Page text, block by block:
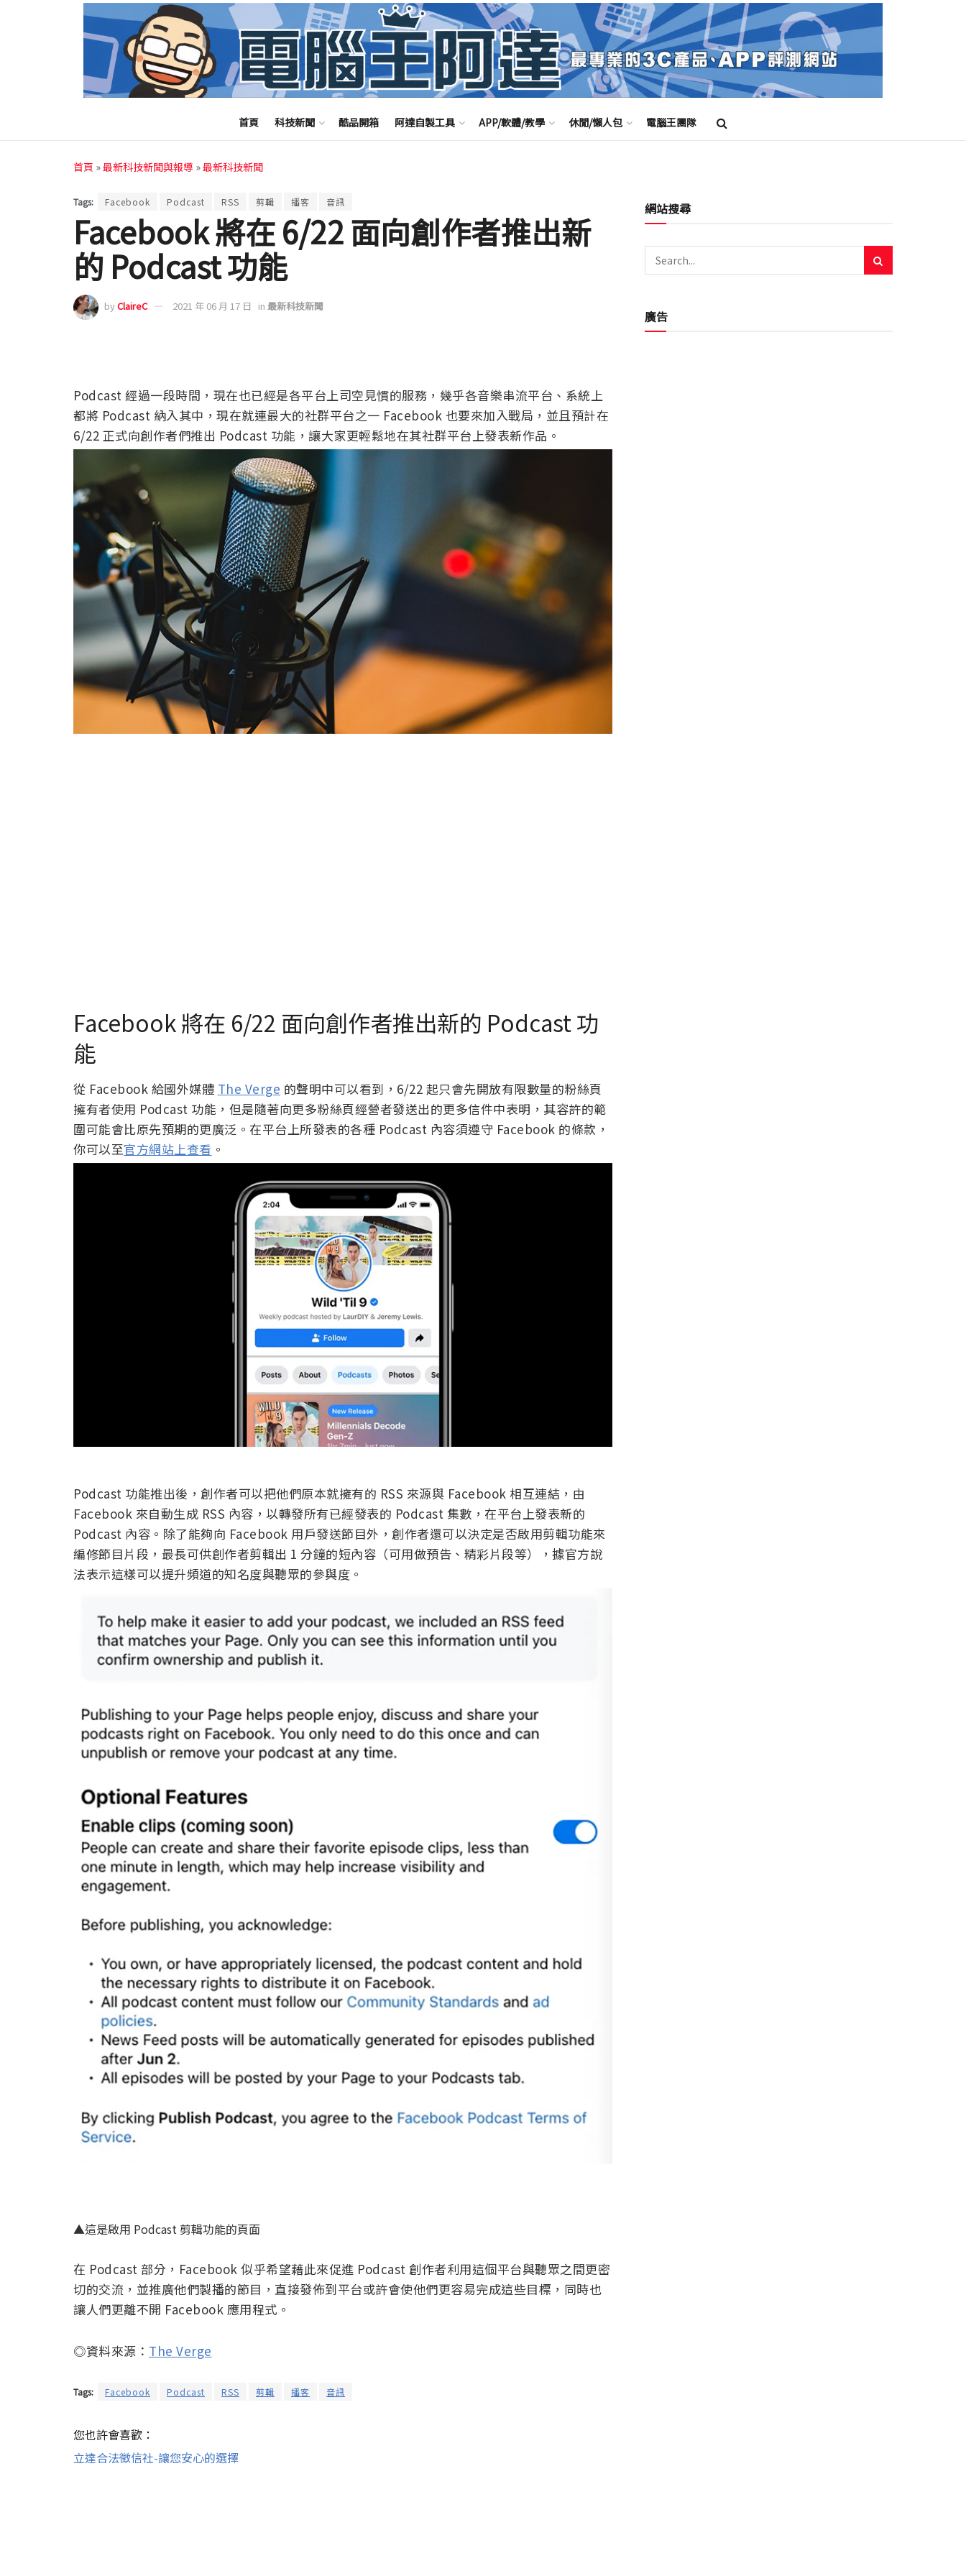
首頁 科技新聞 酷品開箱 阿達自製工具 APP/軟體/教學 休閒/懶人包 電腦王團隊
首頁 »最新科技新聞與報導 »最新科技新聞
Tags: Facebook Podcast RSS 剪輯 播客 音訊
Facebook 將在 6/22 面向創作者推出新
的 Podcast 功能
byClaireC 2021 年 06 月 17 日 in 最新科技新聞
Podcast 經過一段時間，現在也已經是各平台上司空見慣的服務，幾乎各音樂串流平台、系統上
都將 Podcast 納入其中，現在就連最大的社群平台之一 Facebook 也要來加入戰局，並且預計在
6/22 正式向創作者們推出 Podcast 功能，讓大家更輕鬆地在其社群平台上發表新作品。
Facebook 將在 6/22 面向創作者推出新的 Podcast 功
能
從 Facebook 給國外媒體 The Verge 的聲明中可以看到，6/22 起只會先開放有限數量的粉絲頁
擁有者使用 Podcast 功能，但是隨著向更多粉絲頁經營者發送出的更多信件中表明，其容許的範
圍可能會比原先預期的更廣泛。在平台上所發表的各種 Podcast 內容須遵守 Facebook 的條款，
你可以至官方網站上查看 。
Podcast 功能推出後，創作者可以把他們原本就擁有的 RSS 來源與 Facebook 相互連結，由
Facebook 來自動生成 RSS 內容，以轉發所有已經發表的 Podcast 集數，在平台上發表新的
Podcast 內容。除了能夠向 Facebook 用戶發送節目外，創作者還可以決定是否啟用剪輯功能來
編修節目片段，最長可供創作者剪輯出 1 分鐘的短內容（可用做預告、精彩片段等），據官方說
法表示這樣可以提升頻道的知名度與聽眾的參與度。
▲這是啟用 Podcast 剪輯功能的頁面
在 Podcast 部分，Facebook 似乎希望藉此來促進 Podcast 創作者利用這個平台與聽眾之間更密
切的交流，並推廣他們製播的節目，直接發佈到平台或許會使他們更容易完成這些目標，同時也
讓人們更離不開 Facebook 應用程式。
◎資料來源： The Verge
Tags: Facebook Podcast RSS 剪輯 播客 音訊
您也許會喜歡：
立達合法徵信社-讓您安心的選擇
網站搜尋
廣告